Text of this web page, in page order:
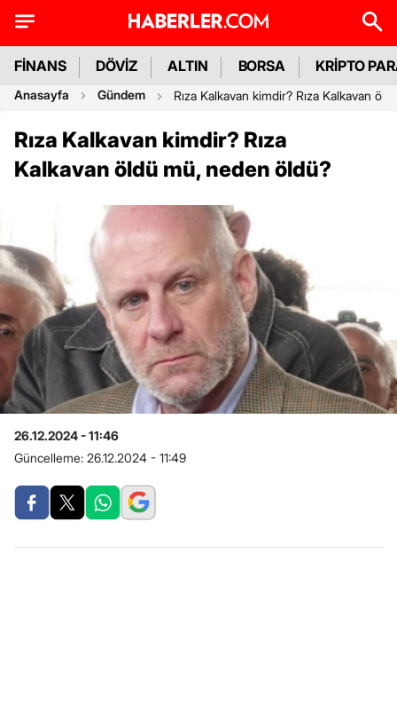
FİNANS DÖVİZ ALTIN BORSA KRİPTO
Anasayfa Gündem Rıza Kalkavan kimdir? Rıza Kalkavan
Rıza Kalkavan kimdir? Rıza
Kalkavan öldü mü, neden öldü?
26.12.2024 - 11:46
Güncelleme: 26.12.2024 - 11:49